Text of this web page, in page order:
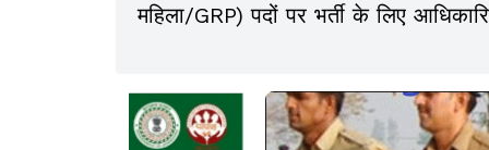
महिला/GRP) पदों पर भर्ती के लिए